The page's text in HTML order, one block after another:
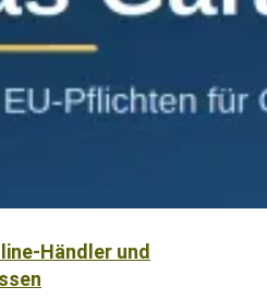
Händler und